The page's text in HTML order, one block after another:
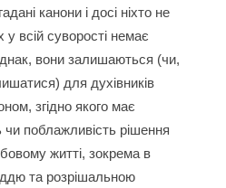
канони і досі ніхто не
у всій суворості немає
вони залишаються (чи,
для духівників
згідно якого має
чи поблажливість рішення
житті, зокрема в
та розрішальною